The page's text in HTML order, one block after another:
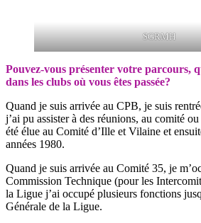
SGRMH
Pouvez-vous présenter votre parcours,
dans les clubs où vous êtes passée?
Quand je suis arrivée au CPB, je suis
j’ai pu assister à des réunions, au comité
été élue au Comité d’Ille et Vilaine et
années 1980.
Quand je suis arrivée au Comité 35, je
Commission Technique (pour les
la Ligue j’ai occupé plusieurs fonctions
Générale de la Ligue.